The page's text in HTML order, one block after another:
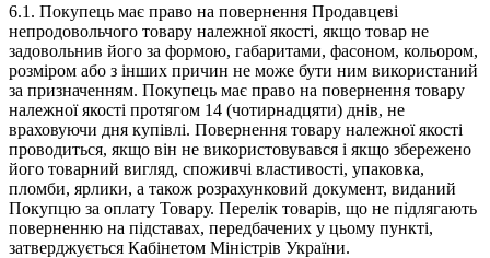
6.1. Покупець має право на повернення Продавцеві
непродовольчого товару належної якості, якщо товар не
задовольнив його за формою, габаритами, фасоном, кольором,
розміром або з інших причин не може бути ним використаний
за призначенням. Покупець має право на повернення товару
належної якості протягом 14 (чотирнадцяти) днів, не
враховуючи дня купівлі. Повернення товару належної якості
проводиться, якщо він не використовувався і якщо збережено
його товарний вигляд, споживчі властивості, упаковка,
пломби, ярлики, а також розрахунковий документ, виданий
Покупцю за оплату Товару. Перелік товарів, що не підлягають
поверненню на підставах, передбачених у цьому пункті,
затверджується Кабінетом Міністрів України.